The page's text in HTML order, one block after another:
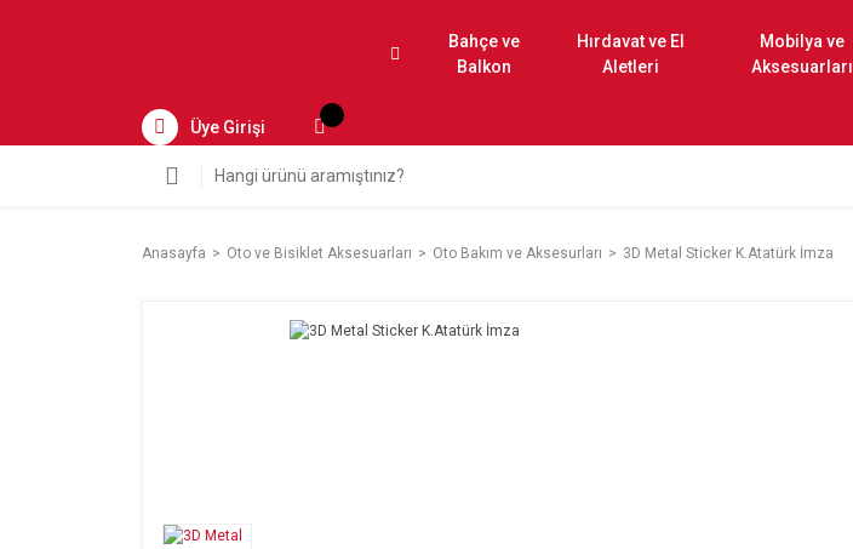
Bahçe ve
Balkon
Hırdavat ve El
Aletleri
Mobilya ve
Aksesuarları
Üye Girişi
Anasayfa Oto ve Bisiklet Aksesuarları Oto Bakım ve Aksesurları 3D Metal Sticker K.Atatürk İmza